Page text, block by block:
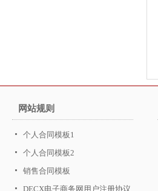
网站规则
个人合同模板1
个人合同模板2
销售合同模板
DECX电子商务网用户注册协议